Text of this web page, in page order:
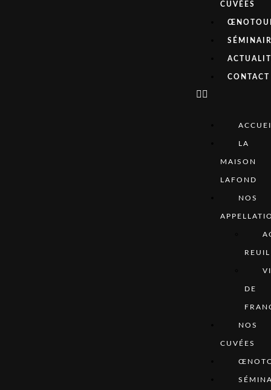
CUVÉES
CONTACT
LA
MAISON
LAFOND
NOS
DE
NOS
CUVÉES